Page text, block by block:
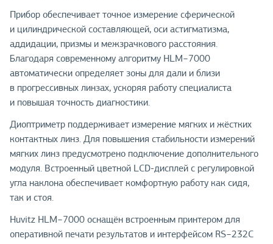
Прибор обеспечивает точное измерение сферической
и цилиндрической составляющей, оси астигматизма,
аддидации, призмы и межзрачкового расстояния.
Благодаря современному алгоритму HLM−7000
автоматически определяет зоны для дали и близи
в прогрессивных линзах, ускоряя работу специалиста
и повышая точность диагностики.
Диоптриметр поддерживает измерение мягких и жёстких
контактных линз. Для повышения стабильности измерений
мягких линз предусмотрено подключение дополнительного
модуля. Встроенный цветной LCD-дисплей с регулировкой
угла наклона обеспечивает комфортную работу как сидя,
так и стоя.
Huvitz HLM−7000 оснащён встроенным принтером для
оперативной печати результатов и интерфейсом RS−232C